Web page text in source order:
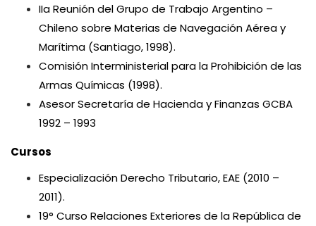
IIa Reunión del Grupo de Trabajo Argentino –
Chileno sobre Materias de Navegación Aérea y
Marítima (Santiago, 1998).
Comisión Interministerial para la Prohibición de las
Armas Químicas (1998).
Asesor Secretaría de Hacienda y Finanzas GCBA
1992 – 1993
Cursos
Especialización Derecho Tributario, EAE (2010 –
2011).
19° Curso Relaciones Exteriores de la República de